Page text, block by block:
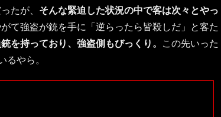
たが、 そんな緊迫した状況の中で客は次々とやっ
て強盗が銃を手に「逆らったら皆殺しだ」と客た
を持っており、強盗側もびっくり。
この先いった
るやら。